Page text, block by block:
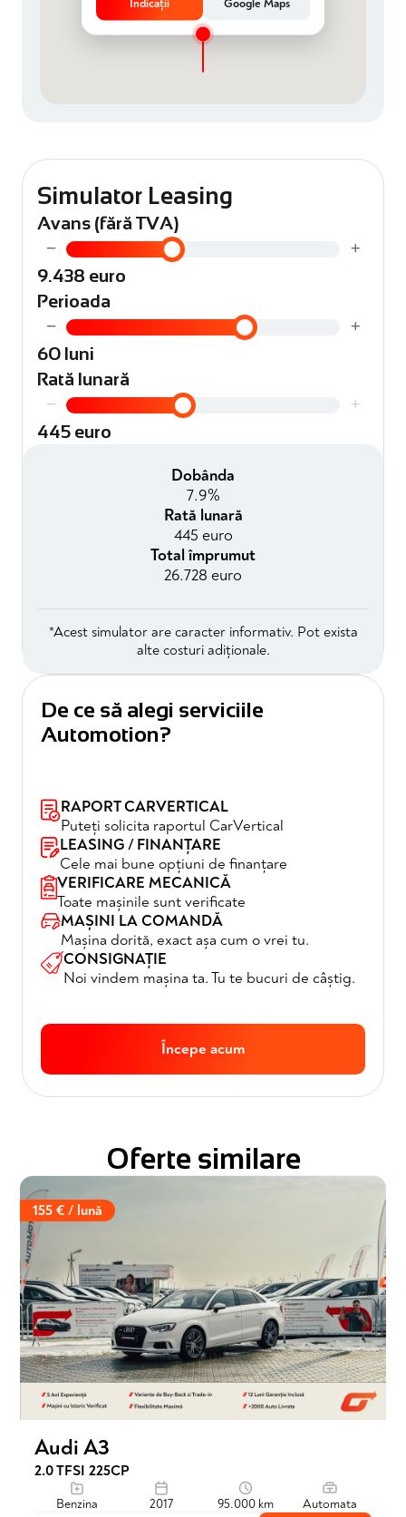
Indicații Google Maps
Simulator Leasing
Avans (fără TVA)
− +
9.438 euro
Perioada
− +
60 luni
Rată lunară
− +
445 euro
Dobânda
7.9%
Rată lunară
445 euro
Total împrumut
26.728 euro
*Acest simulator are caracter informativ. Pot exista
alte costuri adiționale.
De ce să alegi serviciile
Automotion?
RAPORT CARVERTICAL
Puteți solicita raportul CarVertical
LEASING / FINANȚARE
Cele mai bune opțiuni de finanțare
VERIFICARE MECANICĂ
Toate mașinile sunt verificate
MAȘINI LA COMANDĂ
Mașina dorită, exact așa cum o vrei tu.
CONSIGNAȚIE
Noi vindem mașina ta. Tu te bucuri de câștig.
Începe acum
Oferte similare
155 € / lună
Audi A3
2.0 TFSI 225CP
Benzina 2017 95.000 km Automata